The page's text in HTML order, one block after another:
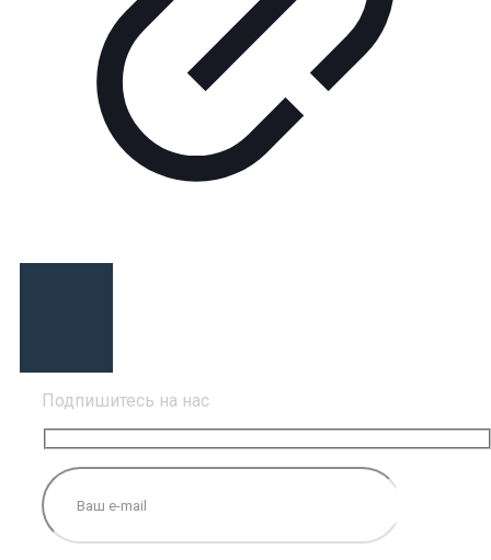
Подпишитесь на нас